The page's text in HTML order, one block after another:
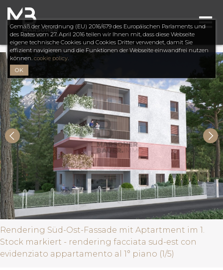
Rendering Süd-Ost-Fassade mit Aptartment im 1.
Stock markiert - rendering facciata sud-est con
evidenziato appartamento al 1° piano (1/5)
Gemäß der Verordnung (EU) 2016/679 des Europäischen Parlaments und
des Rates vom 27. April 2016 teilen wir Ihnen mit, dass diese Webseite
eigene technische Cookies und Cookies Dritter verwendet, damit Sie
effizient navigieren und die Funktionen der Webseite einwandfrei nutzen
können. cookie policy.
OK